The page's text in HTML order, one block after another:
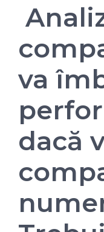
va
dacă